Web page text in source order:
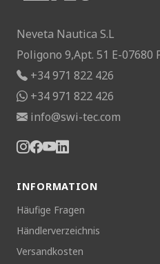
Alle Produkte aus
+34 971 822 426